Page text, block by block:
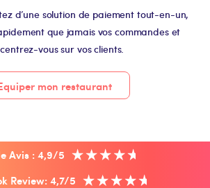
d’une solution de paiement tout-en-un,
que jamais vos commandes et
vous sur vos clients.
mon restaurant
Avis : 4,9/5
Review: 4,7/5